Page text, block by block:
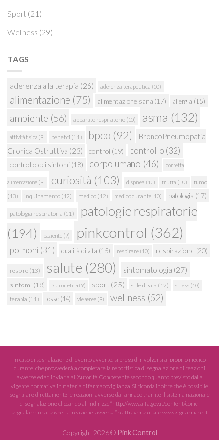
Sport (21)
Wellness (29)
TAGS
aderenza alla terapia (26) aderenza terapeutica (10)
alimentazione (75) alimentazione sana (17) allergia (15)
ambiente (56) apparato respiratorio (10) asma (132)
attività fisica (9) benefici (11) bpco (92)
BroncoPneumopatia
Cronica Ostruttiva (23) control (19) controllo (32)
controllo dei sintomi (18) corpo umano (46) corretta
alimentazione (9) curiosità (103) dispnea (10) frutta (10)
fumo
(13)
inquinamento (12) medico (12) medico curante (10) patologia (17)
patologia respiratoria (11)
patologie respiratorie
(194)
paziente (9) pinkcontrol (362)
polmoni (31) qualità di vita (15) respirare (10) respirazione (20)
respiro (13) salute (280) sintomatologia (27)
sintomi (18) Spirometria (9) sport (25) stile di vita (12) stress (10)
terapia (11) tosse(14) vie aeree (9) wellness (52)
In caso di segnalazione di evento avverso, si prega di rivolgersi al proprio medico
curante, che provvederà a completare la reportistica di segnalazione di reazioni
avverse ed ad inviarla all’Autorità Competente secondo quanto previsto dalla
vigente normativa in materia di farmacovigilanza. Si ricorda inoltre che è possibile
segnalare direttamente le reazioni avverse da farmaco tramite il sistema nazionale
di segnalazione cliccando all’indirizzo “http://www.aifa.gov.it/content/come-
segnalare-una-sospetta-reazione-avversa” o attraverso il sito www.vigifarmaco.it
Copyright 2026 © Pink Control